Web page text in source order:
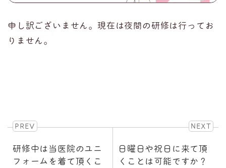
申し訳ございません。現在は夜間の研修は行ってお
りません。
PREV
研修中は当医院のユニ
フォームを着て頂くこ
NEXT
日曜日や祝日に来て頂
くことは可能ですか？